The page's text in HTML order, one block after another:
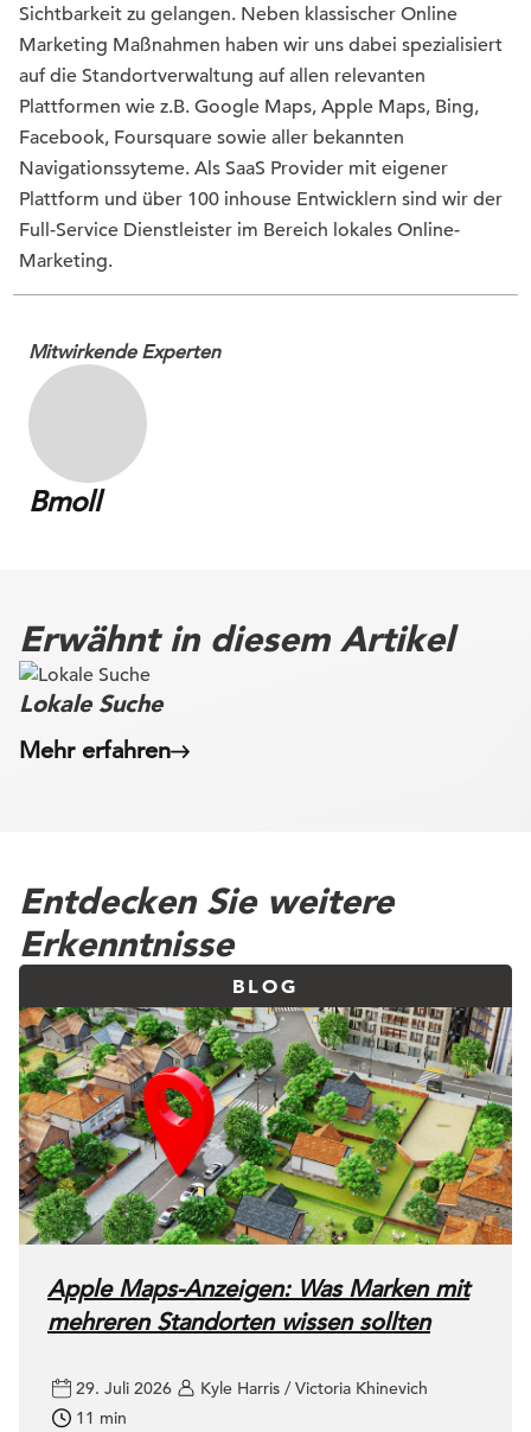
Sichtbarkeit zu gelangen. Neben klassischer Online
Marketing Maßnahmen haben wir uns dabei spezialisiert
auf die Standortverwaltung auf allen relevanten
Plattformen wie z.B. Google Maps, Apple Maps, Bing,
Facebook, Foursquare sowie aller bekannten
Navigationssyteme. Als SaaS Provider mit eigener
Plattform und über 100 inhouse Entwicklern sind wir der
Full-Service Dienstleister im Bereich lokales Online-
Marketing.
Mitwirkende Experten
Bmoll
Erwähnt in diesem Artikel
Lokale Suche
Mehr erfahren
Entdecken Sie weitere
Erkenntnisse
BLOG
Apple Maps-Anzeigen: Was Marken mit
mehreren Standorten wissen sollten
29. Juli 2026
Kyle Harris / Victoria Khinevich
11 min